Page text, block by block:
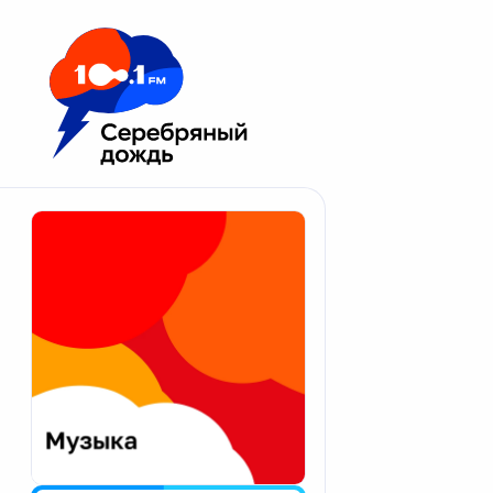
Москва 100.1 FM
Апатиты
Екатеринбург
Калининград
Калуга